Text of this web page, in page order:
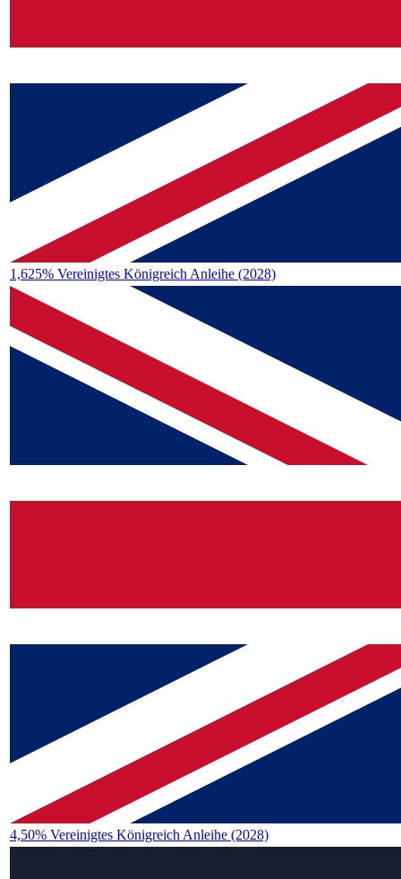
1,625% Vereinigtes Königreich Anleihe (2028)
4,50% Vereinigtes Königreich Anleihe (2028)